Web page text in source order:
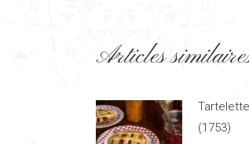
Articles
(1753)